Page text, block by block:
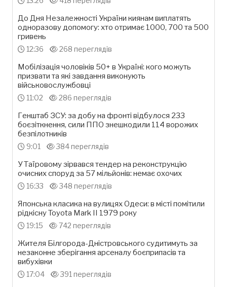
До Дня Незалежності України киянам виплатять
одноразову допомогу: хто отримає 1000, 700 та 500
гривень
12:36 268 переглядів
Мобілізація чоловіків 50+ в Україні: кого можуть
призвати та які завдання виконують
військовослужбовці
11:02 286 переглядів
Генштаб ЗСУ: за добу на фронті відбулося 233
боєзіткнення, сили ППО знешкодили 114 ворожих
безпілотників
9:01 384 переглядів
У Таїровому зірвався тендер на реконструкцію
очисних споруд за 57 мільйонів: немає охочих
16:33 348 переглядів
Японська класика на вулицях Одеси: в місті помітили
рідкісну Toyota Mark II 1979 року
19:15 742 переглядів
Жителя Білгорода-Дністровського судитимуть за
незаконне зберігання арсеналу боєприпасів та
вибухівки
17:04 391 переглядів